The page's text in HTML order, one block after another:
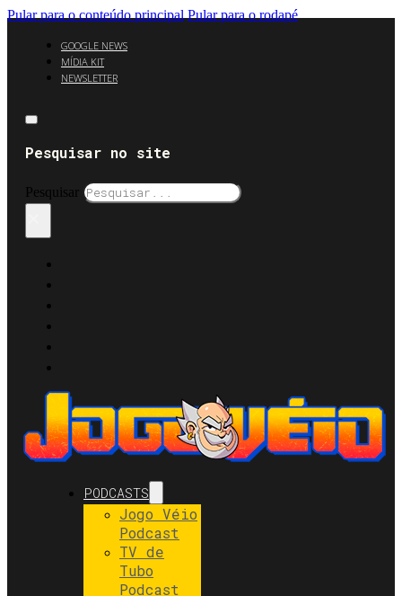
Pular para o conteúdo principal Pular para o rodapé
GOOGLE NEWS
MÍDIA KIT
NEWSLETTER
Pesquisar no site
Pesquisar
PODCASTS
Jogo Véio
Podcast
TV de
Tubo
Podcast